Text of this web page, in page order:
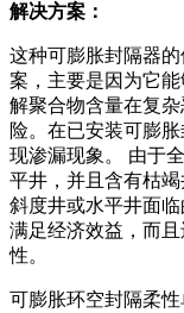
解决方案：
这种可膨胀封隔器
案，主要是因为它
解聚合物含量在复
险。在已安装可膨
现渗漏现象。 由于
平井，并且含有枯
斜度井或水平井面
满足经济效益，而
性。
可膨胀环空封隔柔